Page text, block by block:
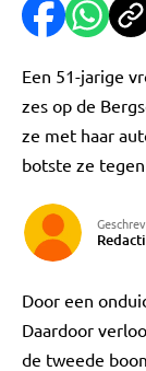
Een 51-jarige
zes op de
ze met haar
botste ze
Door een
Daardoor
de tweede